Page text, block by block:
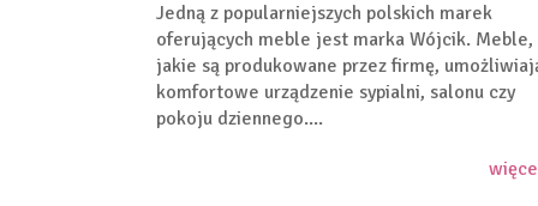
Jedną z popularniejszych polskich marek
oferujących meble jest marka Wójcik. Meble,
jakie są produkowane przez firmę,
komfortowe urządzenie sypialni, salonu czy
pokoju dziennego....